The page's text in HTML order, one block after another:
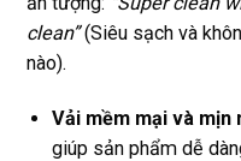
clean”(Siêu sạch và
nào).
Vải mềm mại và mịn
giúp sản phẩm dễ